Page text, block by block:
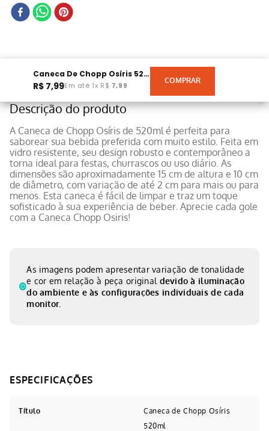
Caneca De Chopp Osíris 520ml
R$ 7,99Em até 1x R$ 7,99
Descrição do produto
A Caneca de Chopp Osíris de 520ml é perfeita para
saborear sua bebida preferida com muito estilo. Feita em
vidro resistente, seu design robusto e contemporâneo a
torna ideal para festas, churrascos ou uso diário. As
dimensões são aproximadamente 15 cm de altura e 10 cm
de diâmetro, com variação de até 2 cm para mais ou para
menos. Esta caneca é fácil de limpar e traz um toque
sofisticado à sua experiência de beber. Aprecie cada gole
com a Caneca Chopp Osiris!
As imagens podem apresentar variação de tonalidade
e cor em relação à peça original devido à iluminação
do ambiente e às configurações individuais de cada
monitor.
Título
Caneca de Chopp Osíris
520ml